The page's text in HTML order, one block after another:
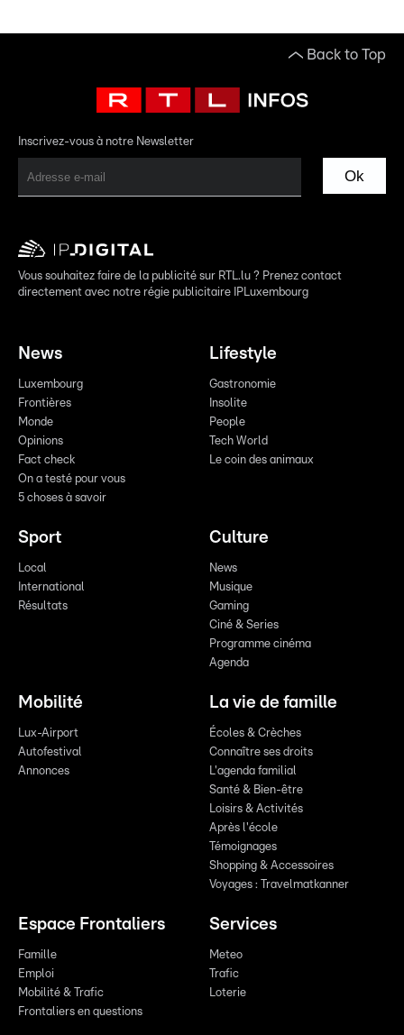
Back to Top
Inscrivez-vous à notre Newsletter
Ok
Vous souhaitez faire de la publicité sur RTL.lu ? Prenez contact
directement avec notre régie publicitaire IPLuxembourg
News
Luxembourg
Frontières
Monde
Opinions
Fact check
On a testé pour vous
5 choses à savoir
Lifestyle
Gastronomie
Insolite
People
Tech World
Le coin des animaux
Sport
Local
International
Résultats
Culture
News
Musique
Gaming
Ciné & Series
Programme cinéma
Agenda
Mobilité
Lux-Airport
Autofestival
Annonces
La vie de famille
Écoles & Crèches
Connaître ses droits
L'agenda familial
Santé & Bien-être
Loisirs & Activités
Après l'école
Témoignages
Shopping & Accessoires
Voyages : Travelmatkanner
Espace Frontaliers
Famille
Emploi
Mobilité & Trafic
Frontaliers en questions
Services
Meteo
Trafic
Loterie